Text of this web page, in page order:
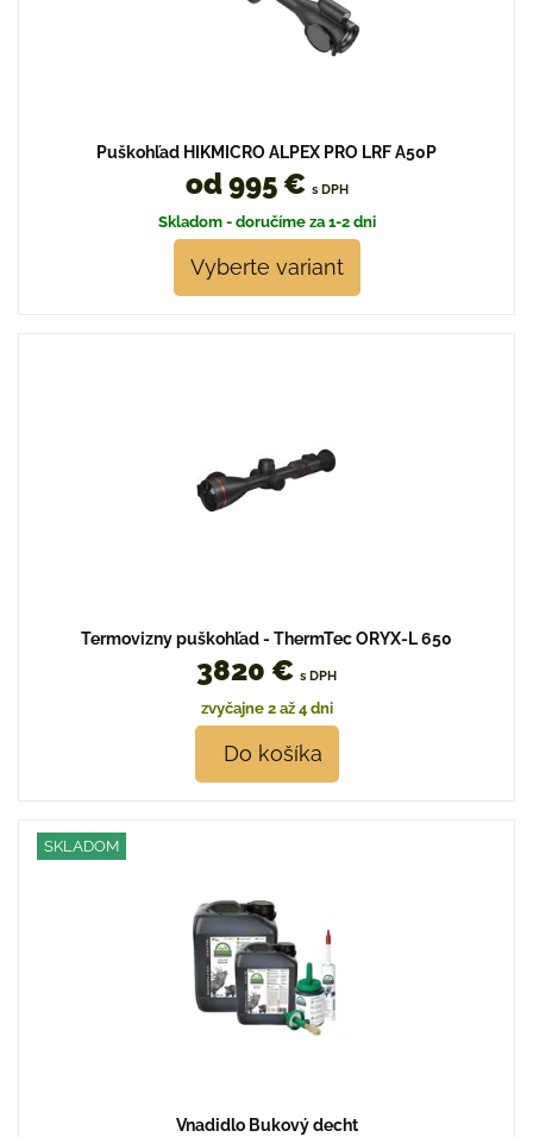
Puškohľad HIKMICRO ALPEX PRO LRF A50P
od 995 € s DPH
Skladom - doručíme za 1-2 dni
Vyberte variant
Termovizny puškohľad - ThermTec ORYX-L 650
3820 € s DPH
zvyčajne 2 až 4 dni
Do košíka
SKLADOM
Vnadidlo Bukový decht